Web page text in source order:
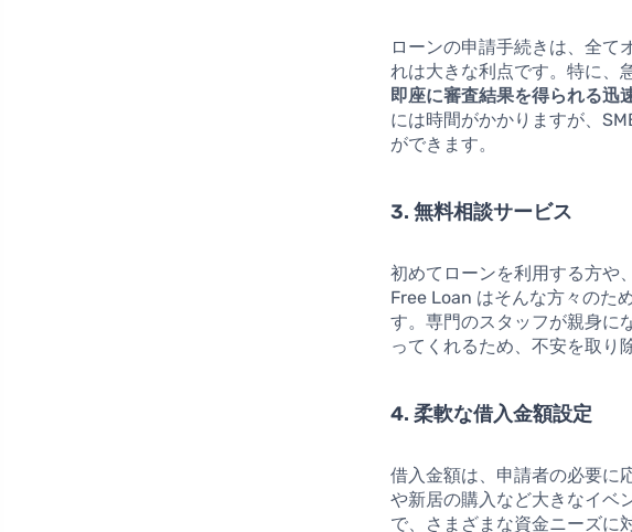
ローンの申請手続きは、全て
れは大きな利点です。特に、
即座に審査結果を得られる迅
には時間がかかりますが、
ができます。
3. 無料相談サービス
初めてローンを利用する方や
Free Loan はそんな方々のた
す。専門のスタッフが親身に
ってくれるため、不安を取り
4. 柔軟な借入金額設定
借入金額は、申請者の必要に
や新居の購入など大きなイベ
で、さまざまな資金ニーズに